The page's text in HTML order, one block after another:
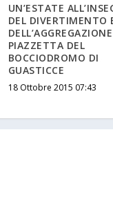
UN’ESTATE
DEL DIVERTIMENTO
PIAZZETTA DEL
BOCCIODROMO DI
GUASTICCE
18 Ottobre 2015 07:43